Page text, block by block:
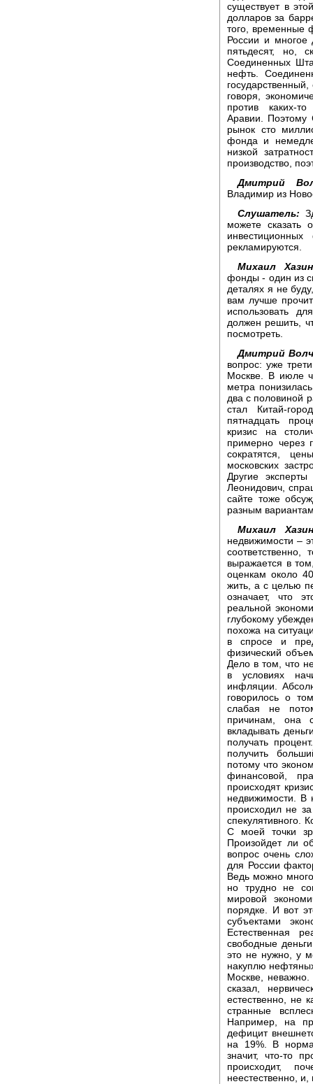
существует в
долларов за
того, временные
России и многое
пятьдесят, но,
Соединенных
нефть.
говоря,
против каких-
Аравии. Поэтому
рынок сто
фонда и
низкой
производство,
Дмитрий
Владимир из
Слушатель:
можете сказать
рекламируются.
Михаил
фонды - один из
деталях я не
вам лучше
использовать
должен решить,
посмотреть.
Дмитрий
вопрос: уже
Москве. В июле
метра
два с половиной
стал Китай-
пятнадцать
кризис на
примерно через
сократятся,
московских
Другие
Леонидович,
сайте тоже
разным
Михаил
недвижимости –
выражается в
оценкам около
жить, а с целью
означает, что
реальной
глубокому
похожа на
в спросе и
физический
Дело в том, что
в условиях
инфляции.
говорилось о
слабая не
причинам, она
вкладывать
получать
получить
потому что
финансовой,
происходят
недвижимости. В
происходил не
спекулятивного.
С моей точки
Произойдет ли
вопрос очень
для России
Ведь можно
но трудно не
мировой
порядке. И вот
субъектами
Естественная
свободные
это не нужно, у
накуплю
Москве,
сказал,
естественно, не
странные
Например, на
дефицит
на 19%. В
значит, что-то
происходит,
неестественно,